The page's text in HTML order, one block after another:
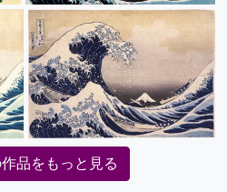
品をもっと見る